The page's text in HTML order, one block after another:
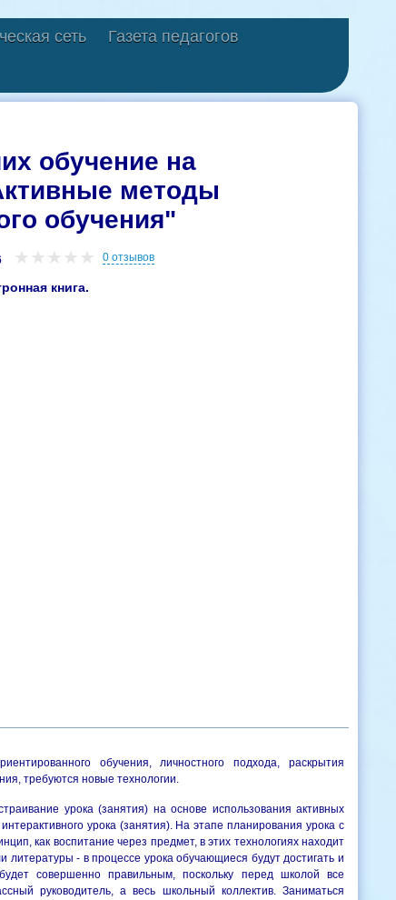
сеть Газета педагогов
обучение на
методы
обучения"
0 отзывов
книга.
обучения, личностного подхода, раскрытия
требуются новые технологии.
урока (занятия) на основе использования активных
урока (занятия). На этапе планирования урока с
как воспитание через предмет, в этих технологиях находит
- в процессе урока обучающиеся будут достигать и
совершенно правильным, поскольку перед школой все
руководитель, а весь школьный коллектив. Заниматься